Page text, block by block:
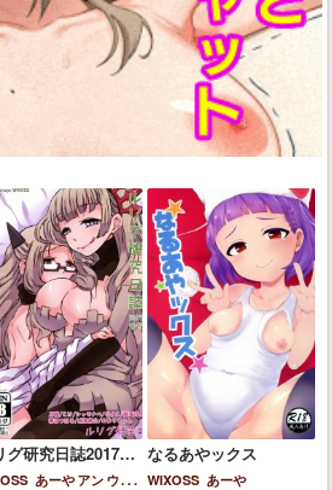
グ研究日誌2017春
あーや アン ウム
なるあやックス
WIXOSS あーや